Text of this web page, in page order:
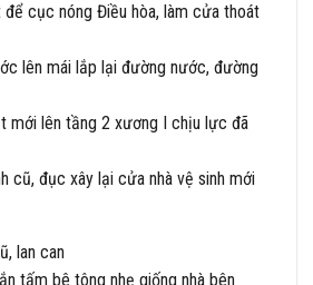
để cục nóng Điều hòa, làm cửa thoát
lên mái lắp lại đường nước, đường
mới lên tầng 2 xương I chịu lực đã
cũ, đục xây lại cửa nhà vệ sinh mới
lan can
tấm bê tông nhẹ giống nhà bên